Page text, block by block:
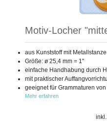
Motiv-Locher
aus Kunststoff mit Metallstanze
Größe: ø 25,4 mm = 1"
einfache Handhabung durch
mit praktischer
geeignet für Grammaturen von
Mehr erfahren